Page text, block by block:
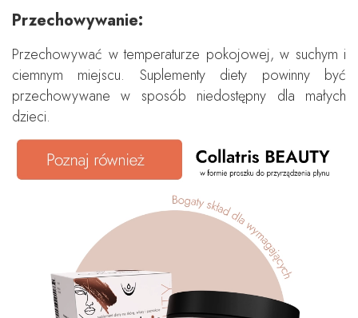
Przechowywanie:
Przechowywać w temperaturze pokojowej, w suchym i
ciemnym miejscu. Suplementy diety powinny być
przechowywane w sposób niedostępny dla małych
dzieci.